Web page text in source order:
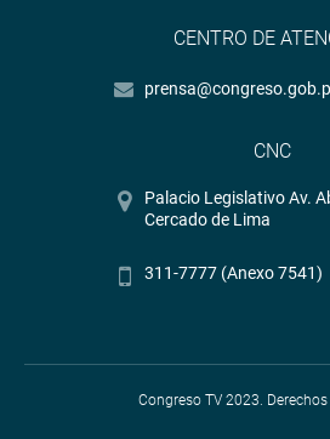
CENTRO DE
CNC
Palacio Legislativo Av.
Cercado de Lima
311-7777 (Anexo 7541)
Congreso TV 2023.